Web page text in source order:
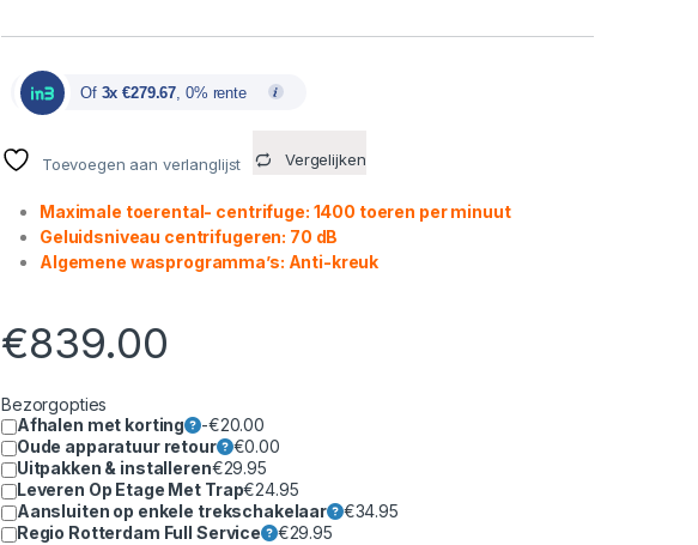
Of 3x €279.67, 0% rente
Toevoegen aan verlanglijst Vergelijken
Maximale toerental- centrifuge: 1400 toeren per minuut
Geluidsniveau centrifugeren: 70 dB
Algemene wasprogramma’s: Anti-kreuk
€839.00
Bezorgopties
Afhalen met korting
-€20.00
Oude apparatuur retour
€0.00
Uitpakken & installeren€29.95
Leveren Op Etage Met Trap€24.95
Aansluiten op enkele trekschakelaar
€34.95
Regio Rotterdam Full Service
€29.95